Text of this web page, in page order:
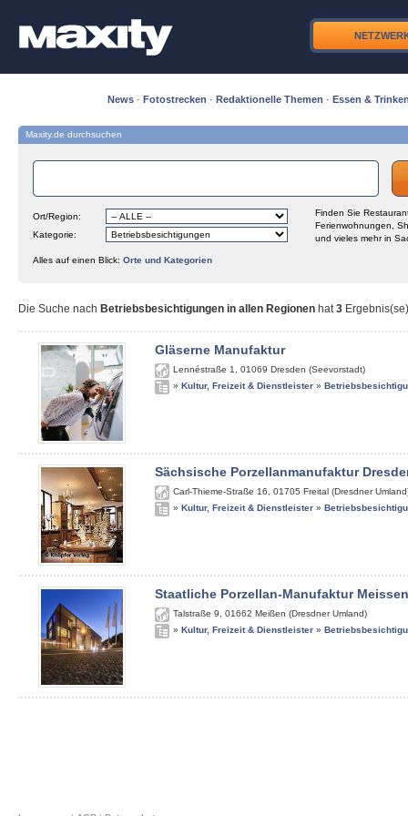
News · Fotostrecken · Redaktionelle Themen · Essen &
Maxity.de durchsuchen
Ort/Region:
Kategorie:
Finden Sie
Ferienwohnungen,
und vieles mehr in
Alles auf einen Blick: Orte und Kategorien
Die Suche nach Betriebsbesichtigungen in allen Regionen hat3
Gläserne Manufaktur
Lennéstraße 1 01069 Dresden (Seevorstadt)
» Kultur, Freizeit & Dienstleister »
Sächsische Porzellanmanufaktur
Carl-Thieme-Straße 16 01705 Freital (Dresdner
» Kultur, Freizeit & Dienstleister »
Staatliche Porzellan-Manufaktur Meissen
Talstraße 9 01662 Meißen (Dresdner Umland)
» Kultur, Freizeit & Dienstleister »